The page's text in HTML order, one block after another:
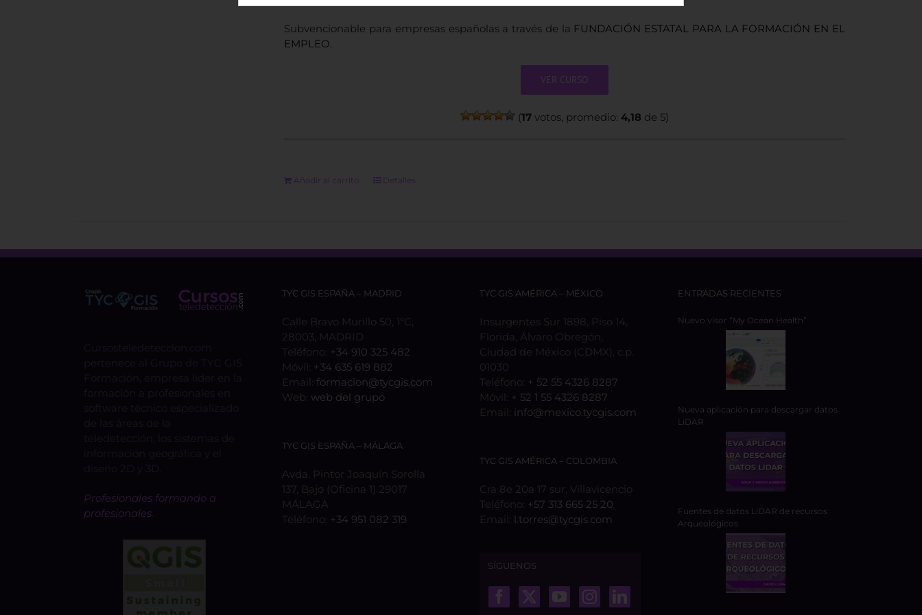
Subvencionable para empresas españolas a través de la FUNDACIÓN ESTATAL PARA LA FORMACIÓN EN EL
EMPLEO.
VER CURSO
(17 votos, promedio: 4,18 de 5)
Añadir al carrito Detalles
Profesionales formando a
profesionales.
TYC GIS ESPAÑA – MADRID
Calle Bravo Murillo 50, 1ºC,
28003, MADRID
Teléfono: +34 910 325 482
Móvil: +34 635 619 882
Email: formacion@tycgis.com
Web: web del grupo
TYC GIS ESPAÑA – MÁLAGA
Avda. Pintor Joaquín Sorolla
137, Bajo (Oficina 1) 29017
MÁLAGA
Teléfono: +34 951 082 319
TYC GIS AMÉRICA – MÉXICO
Insurgentes Sur 1898, Piso 14,
Florida, Álvaro Obregón,
Ciudad de México (CDMX), c.p.
01030
Teléfono: + 52 55 4326 8287
Móvil: + 52 1 55 4326 8287
Email: info@mexico.tycgis.com
TYC GIS AMÉRICA – COLOMBIA
Cra 8e 20a 17 sur, Villavicencio
Teléfono: +57 313 665 25 20
Email: l.torres@tycgis.com
SÍGUENOS
ENTRADAS RECIENTES
Nuevo visor “My Ocean Health”
Nueva aplicación para descargar datos
LiDAR
Fuentes de datos LiDAR de recursos
Arqueológicos